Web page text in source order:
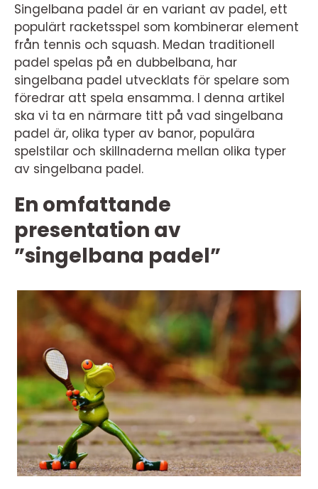
Singelbana padel är en variant av padel, ett
populärt racketsspel som kombinerar element
från tennis och squash. Medan traditionell
padel spelas på en dubbelbana, har
singelbana padel utvecklats för spelare som
föredrar att spela ensamma. I denna artikel
ska vi ta en närmare titt på vad singelbana
padel är, olika typer av banor, populära
spelstilar och skillnaderna mellan olika typer
av singelbana padel.
En omfattande
presentation av
”singelbana padel”